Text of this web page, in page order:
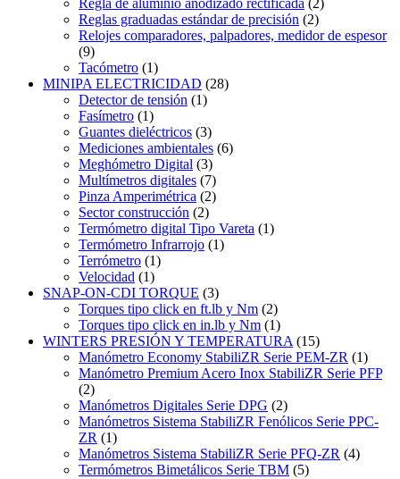
Regla de aluminio anodizado rectificada (2)
Reglas graduadas estándar de precisión (2)
Relojes comparadores, palpadores, medidor de espesor
(9)
Tacómetro (1)
MINIPA ELECTRICIDAD (28)
Detector de tensión (1)
Fasímetro (1)
Guantes dieléctricos (3)
Mediciones ambientales (6)
Meghómetro Digital (3)
Multímetros digitales (7)
Pinza Amperimétrica (2)
Sector construcción (2)
Termómetro digital Tipo Vareta (1)
Termómetro Infrarrojo (1)
Terrómetro (1)
Velocidad (1)
SNAP-ON-CDI TORQUE (3)
Torques tipo click en ft.lb y Nm (2)
Torques tipo click en in.lb y Nm (1)
WINTERS PRESIÓN Y TEMPERATURA (15)
Manómetro Economy StabiliZR Serie PEM-ZR (1)
Manómetro Premium Acero Inox StabiliZR Serie PFP
(2)
Manómetros Digitales Serie DPG (2)
Manómetros Sistema StabiliZR Fenólicos Serie PPC-
ZR (1)
Manómetros Sistema StabiliZR Serie PFQ-ZR (4)
Termómetros Bimetálicos Serie TBM (5)